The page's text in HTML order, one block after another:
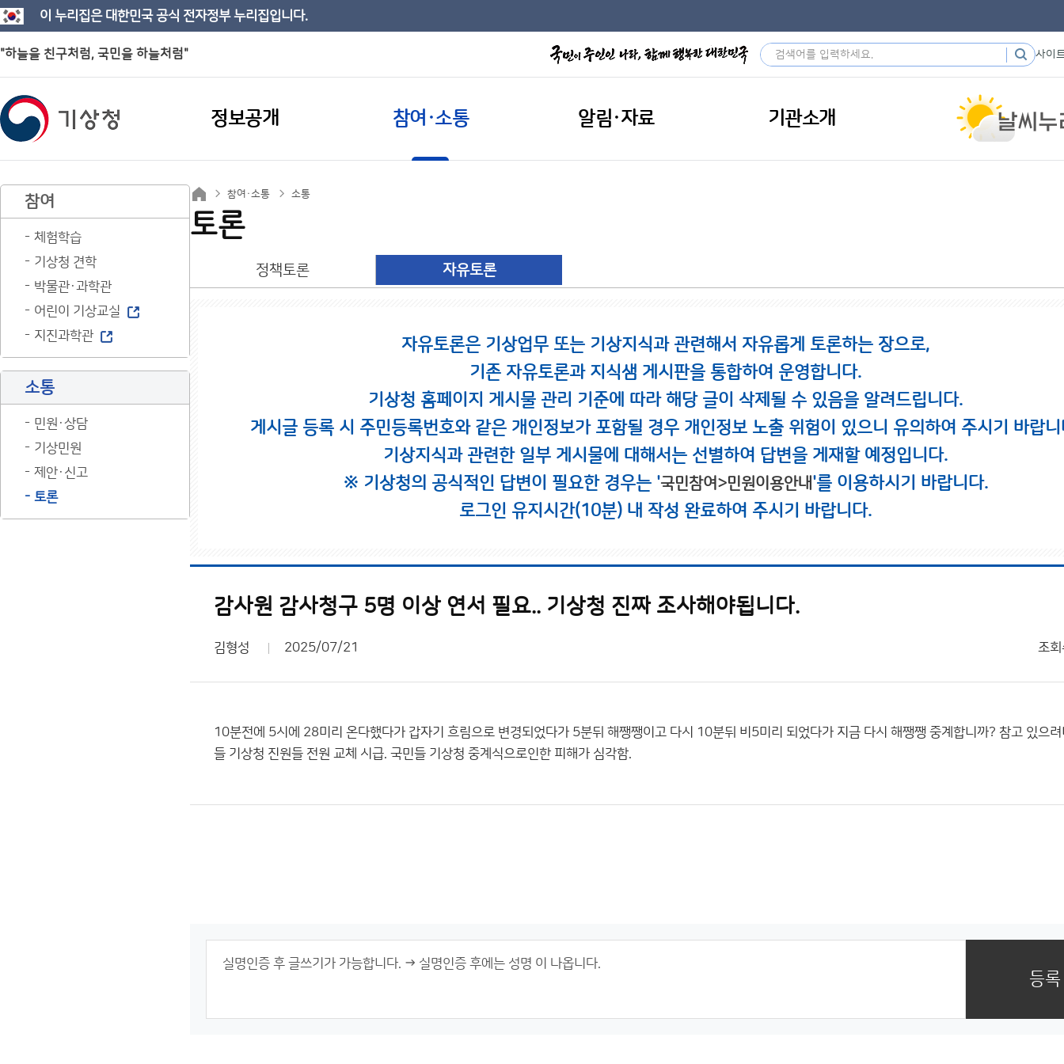
이 누리집은 대한민국 공식 전자정부 누리집입니다.
"하늘을 친구처럼, 국민을 하늘처럼" 사이
정보공개 참여·소통 알림·자료 기관소개
참여
체험학습
기상청 견학
박물관·과학관
어린이 기상교실
지진과학관
소통
민원·상담
기상민원
제안·신고
토론
참여·소통 소통
토론
정책토론 자유토론
자유토론은 기상업무 또는 기상지식과 관련해서 자유롭게 토론하는 장으로,
기존 자유토론과 지식샘 게시판을 통합하여 운영합니다.
기상청 홈페이지 게시물 관리 기준에 따라 해당 글이 삭제될 수 있음을 알려드립니다.
게시글 등록 시 주민등록번호와 같은 개인정보가 포함될 경우 개인정보 노출 위험이 있으니 유의하여 주시기 바랍니
기상지식과 관련한 일부 게시물에 대해서는 선별하여 답변을 게재할 예정입니다.
※ 기상청의 공식적인 답변이 필요한 경우는 '국민참여>민원이용안내'를 이용하시기 바랍니다.
로그인 유지시간(10분) 내 작성 완료하여 주시기 바랍니다.
감사원 감사청구 5명 이상 연서 필요.. 기상청 진짜 조사해야됩니다.
김형성 2025/07/21 조회
10분전에 5시에 28미리 온다했다가 갑자기 흐림으로 변경되었다가 5분뒤 해쨍쨍이고 다시 10분뒤 비5미리 되었다가 지금 다시 해쨍쨍 중계합니까? 참고 있으
들 기상청 진원들 전원 교체 시급. 국민들 기상청 중계식으로인한 피해가 심각함.
등록